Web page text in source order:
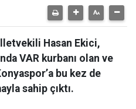
Hasan Ekici,
VAR kurbanı olan ve
bu kez de
sahip çıktı.